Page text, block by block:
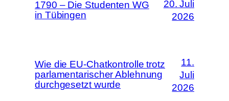
1790 – Die Studenten WG
in Tübingen
20. Juli
2026
Wie die EU-Chatkontrolle trotz
parlamentarischer Ablehnung
durchgesetzt wurde
11.
Juli
2026